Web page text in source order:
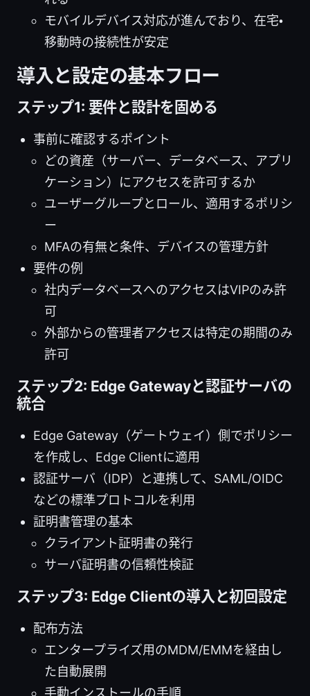
モバイルデバイス対応が進んでおり、在宅・
移動時の接続性が安定
導入と設定の基本フロー
ステップ1: 要件と設計を固める
事前に確認するポイント
どの資産（サーバー、データベース、アプリ
ケーション）にアクセスを許可するか
ユーザーグループとロール、適用するポリシ
ー
MFAの有無と条件、デバイスの管理方針
要件の例
社内データベースへのアクセスはVIPのみ許
可
外部からの管理者アクセスは特定の期間のみ
許可
ステップ2: Edge Gatewayと認証サーバの
統合
Edge Gateway（ゲートウェイ）側でポリシー
を作成し、Edge Clientに適用
認証サーバ（IDP）と連携して、SAML/OIDC
などの標準プロトコルを利用
証明書管理の基本
クライアント証明書の発行
サーバ証明書の信頼性検証
ステップ3: Edge Clientの導入と初回設定
配布方法
エンタープライズ用のMDM/EMMを経由し
た自動展開
手動インストールの手順